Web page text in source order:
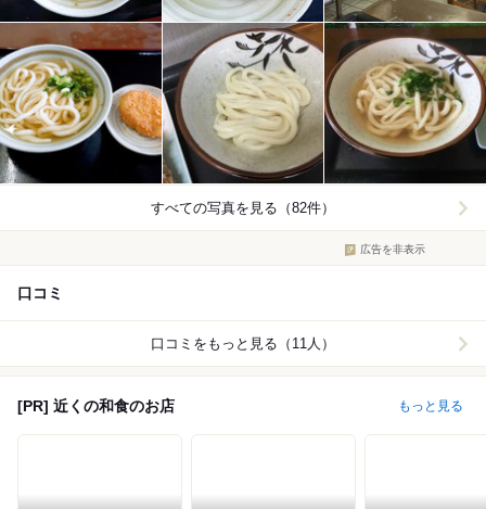
すべての写真を見る（82件）
広告を非表示
口コミ
口コミをもっと見る（11人）
[PR] 近くの和食のお店 もっと見る